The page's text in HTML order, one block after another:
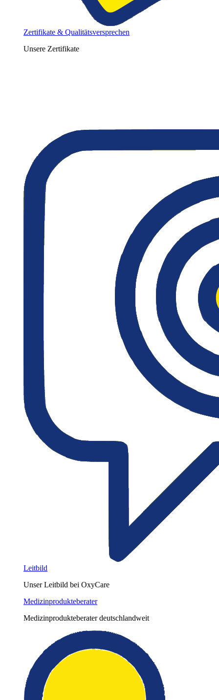
Zertifikate & Qualitätsversprechen
Unsere Zertifikate
Leitbild
Unser Leitbild bei OxyCare
Medizinprodukteberater
Medizinprodukteberater deutschlandweit